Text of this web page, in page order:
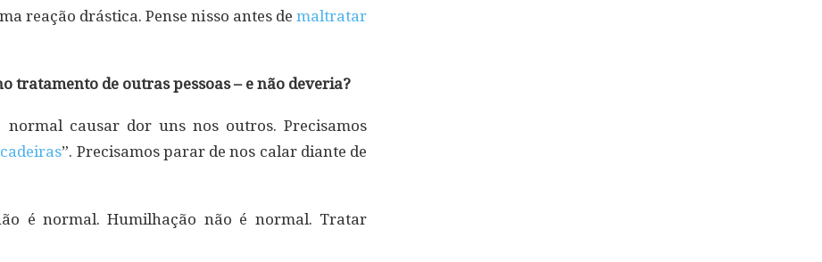
reação drástica. Pense nisso antes de maltratar
tratamento de outras pessoas – e não deveria?
causar dor uns nos outros. Precisamos
”. Precisamos parar de nos calar diante de
é normal. Humilhação não é normal. Tratar